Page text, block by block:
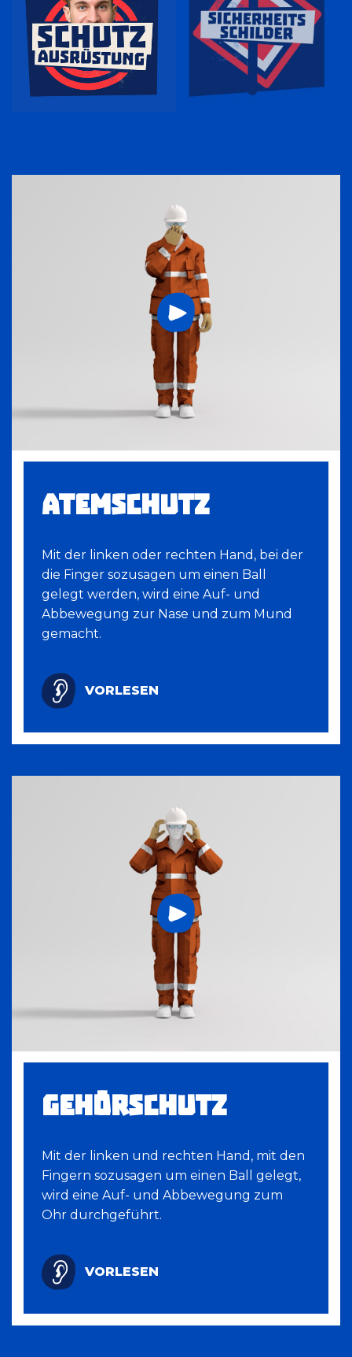
ATEMSCHUTZ
Mit der linken oder rechten Hand, bei der
die Finger sozusagen um einen Ball
gelegt werden, wird eine Auf- und
Abbewegung zur Nase und zum Mund
gemacht.
VORLESEN
GEHÖRSCHUTZ
Mit der linken und rechten Hand, mit den
Fingern sozusagen um einen Ball gelegt,
wird eine Auf- und Abbewegung zum
Ohr durchgeführt.
VORLESEN